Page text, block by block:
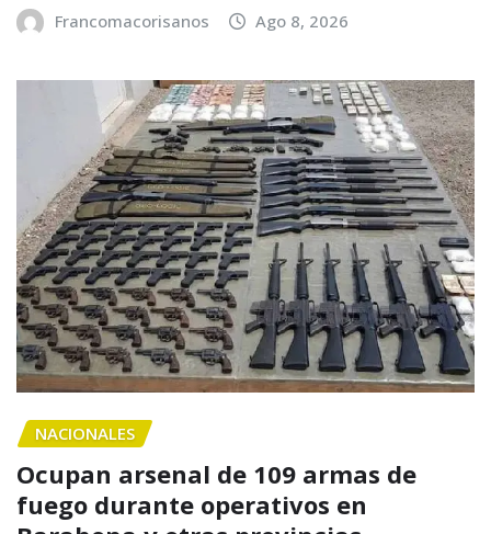
Francomacorisanos Ago 8, 2026
NACIONALES
Ocupan arsenal de 109 armas de
fuego durante operativos en